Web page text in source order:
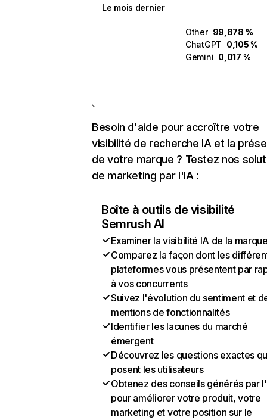
Le mois dernier
Other 99,878 %
ChatGPT 0,105 %
Gemini 0,017 %
Besoin d'aide pour accroître votre
visibilité de recherche IA et la
de votre marque ? Testez nos
de marketing par l'IA :
Boîte à outils de visibilité
Semrush AI
Examiner la visibilité IA de la
Comparez la façon dont les
plateformes vous présentent par
à vos concurrents
Suivez l'évolution du sentiment et
mentions de fonctionnalités
Identifier les lacunes du marché
émergent
Découvrez les questions exactes
posent les utilisateurs
Obtenez des conseils générés par
pour améliorer votre produit, votre
marketing et votre position sur le